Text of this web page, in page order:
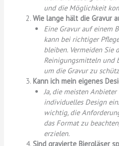
und die Möglichkeit
Wie lange hält die Gravur
Eine Gravur auf einem
kann bei richtiger
bleiben. Vermeiden Sie
Reinigungsmitteln und
um die Gravur zu
Kann ich mein eigenes
Ja, die meisten
individuelles Design
wichtig, die
das Format zu
erzielen.
Sind gravierte Biergläser